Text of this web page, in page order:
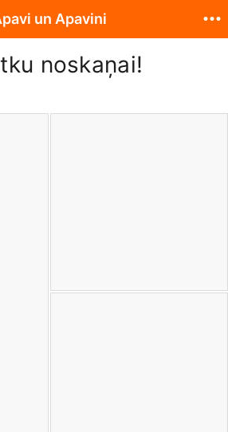
noskaņai!
un Apavini